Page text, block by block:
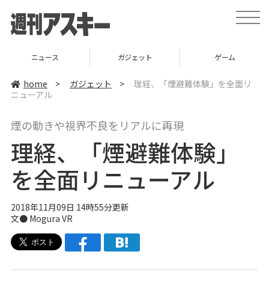
t
o
v
ニュース ガジェット ゲーム
home > ガジェット >
理経、「煙避難体験」を全面リ
ニューアル
煙の動きや視界不良をリアルに再現
理経、「煙避難体験」
を全面リニューアル
2018年11月09日 14時55分更新
文● Mogura VR